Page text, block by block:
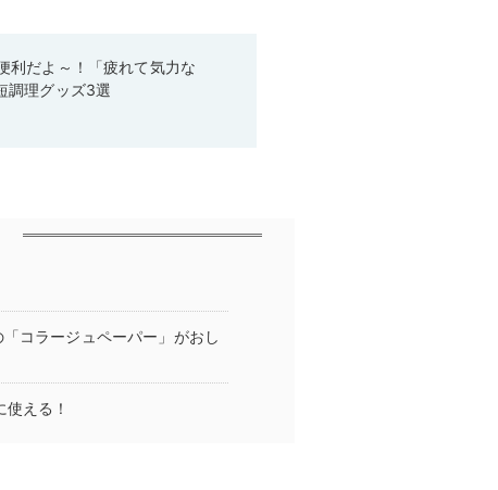
利だよ～！「疲れて気力な
調理グッズ3選
コラージュペーパー」がおし
える！